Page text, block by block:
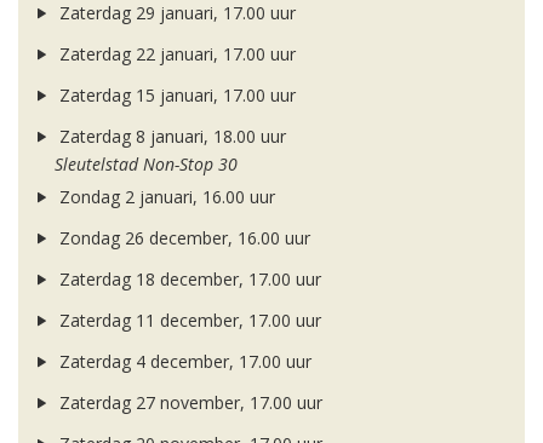
Zaterdag 29 januari, 17.00 uur
Zaterdag 22 januari, 17.00 uur
Zaterdag 15 januari, 17.00 uur
Zaterdag 8 januari, 18.00 uur
Sleutelstad Non-Stop 30
Zondag 2 januari, 16.00 uur
Zondag 26 december, 16.00 uur
Zaterdag 18 december, 17.00 uur
Zaterdag 11 december, 17.00 uur
Zaterdag 4 december, 17.00 uur
Zaterdag 27 november, 17.00 uur